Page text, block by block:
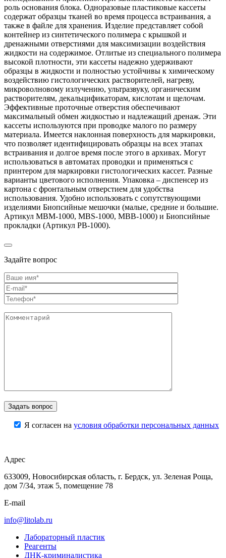
роль основания блока. Одноразовые пластиковые кассеты
содержат образцы тканей во время процесса встраивания, а
также в файле для хранения. Изделие представляет собой
контейнер из синтетического полимера с крышкой и
дренажными отверстиями для максимизации воздействия
жидкости на содержимое. Отлитые из специального полимера
высокой плотности, эти кассеты надежно удерживают
образцы в жидкости и полностью устойчивы к химическому
воздействию гистологических растворителей, нагреву,
микроволновому излучению, ультразвуку, органическим
растворителям, декальцификаторам, кислотам и щелочам.
Эффективные проточные отверстия обеспечивают
максимальный обмен жидкостью и надлежащий дренаж. Эти
кассеты используются при проводке малого по размеру
материала. Имеется наклонная поверхность для маркировки,
что позволяет идентифицировать образцы на всех этапах
встраивания и долгое время после этого в архивах. Могут
использоваться в автоматах проводки и применяться с
принтером для маркировки гистологических кассет. Разные
варианты цветового исполнения. Упаковка – диспенсер из
картона с фронтальным отверстием для удобства
использования. Удобно использовать с сопутствующими
изделиями Биопсийные мешочки (малые, средние и большие.
Артикул MBM-1000, MBS-1000, MBB-1000) и Биопсийные
прокладки (Артикул PB-1000).
Задайте вопрос
Я согласен на условия обработки персональных данных
Адрес
633009, Новосибирская область, г. Бердск, ул. Зеленая Роща,
дом 7/34, этаж 5, помещение 78
E-mail
info@litolab.ru
Лабораторный пластик
Реагенты
ДНК-криминалистика